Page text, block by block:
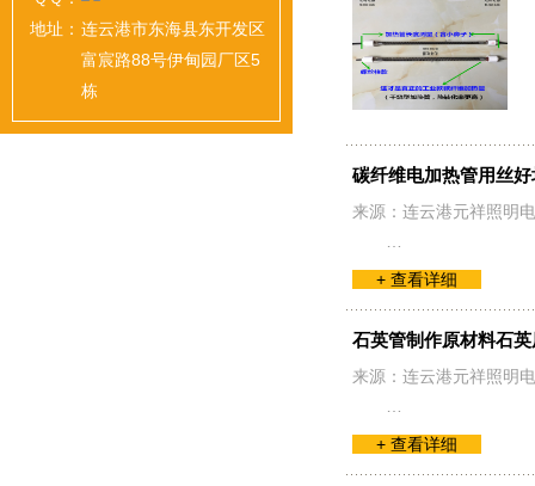
地址： 连云港市东海县东开发区
富宸路88号伊甸园厂区5
栋
碳纤维电加热管用丝
来源：连云港元祥照明
+ 查看详细
石英管制作原材料石英
来源：连云港元祥照明
+ 查看详细